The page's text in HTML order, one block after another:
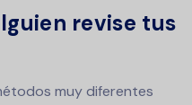
revise tus
muy diferentes